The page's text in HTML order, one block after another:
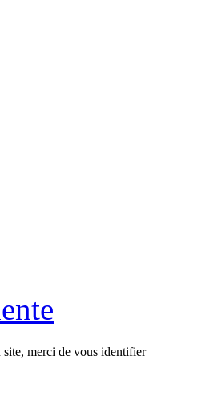
site, merci de vous identifier